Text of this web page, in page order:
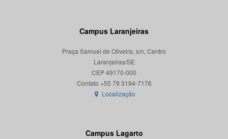
Campus Laranjeiras
Praça Samuel de Oliveira, s/n, Centro
Laranjeiras/SE
CEP 49170-000
Localização
Campus Lagarto